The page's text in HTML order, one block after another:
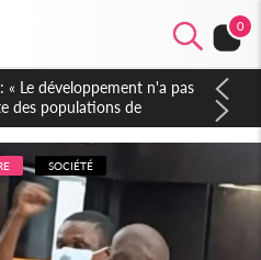
0
combattants issus de
SOCIÉTÉ